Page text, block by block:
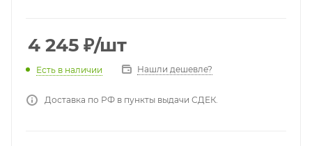
4 245 ₽/шт
Есть в наличии Нашли дешевле?
Доставка по РФ в пункты выдачи СДЕК.